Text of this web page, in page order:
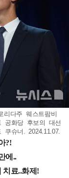
리다주 웨스트팜비
공화당 후보의 대선
슈너. 2024.11.07.